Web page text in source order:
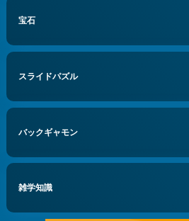
宝石
スライドパズル
バックギャモン
雑学知識